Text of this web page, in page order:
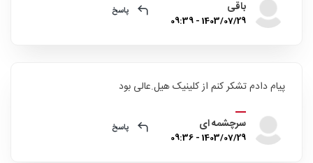
باقی
1403/07/29 - 09:39
پاسخ
پیام دادم تشکر کنم از کلینیک هیل.عالی بود
سرچشمه ای
1403/07/29 - 09:36
پاسخ